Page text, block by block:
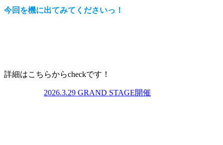
今回を機に出てみてくださいっ！
詳細はこちらからcheckです！
2026.3.29 GRAND STAGE開催